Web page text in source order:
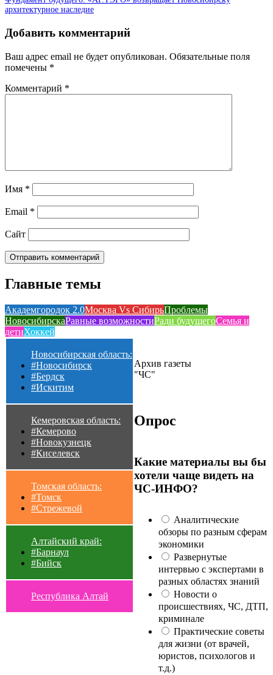
архитектурное наследие
Добавить комментарий
Ваш адрес email не будет опубликован. Обязательные поля
помечены *
Комментарий *
Имя *
Email *
Сайт
Главные темы
Академгородок 2.0Москва Vs СибирьПроблемы
НовосибирскаРавные возможностиРади будущегоСемья и
детиХоккей
Новосибирская область:
#Новосибирск
#Бердск
#Искитим
Кемеровская область:
#Кемерово
#Новокузнецк
#Киселевск
Томская область:
#Томск
#Стрежевой
Алтайский край:
#Барнаул
#Бийск
Республика Алтай
Архив газеты
"ЧС"
Опрос
Какие материалы вы бы
хотели чаще видеть на
ЧС-ИНФО?
Аналитические
обзоры по разным сферам
экономики
Развернутые
интервью с экспертами в
разных областях знаний
Новости о
происшествиях, ЧС, ДТП,
криминале
Практические советы
для жизни (от врачей,
юристов, психологов и
т.д.)